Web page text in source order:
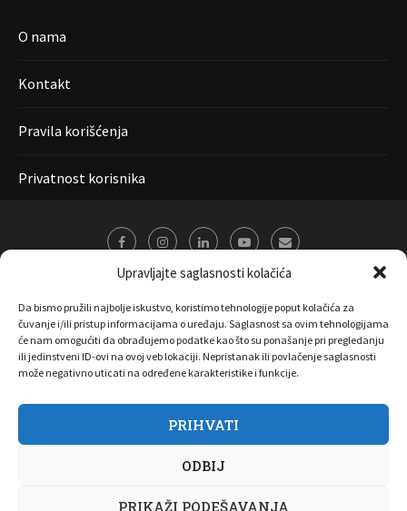
Upravljajte saglasnosti kolačića
Da bismo pružili najbolje iskustvo, koristimo tehnologije poput kolačića za
čuvanje i/ili pristup informacijama o uređaju. Saglasnost sa ovim tehnologijama
će nam omogućiti da obrađujemo podatke kao što su ponašanje pri pregledanju
ili jedinstveni ID-ovi na ovoj veb lokaciji. Nepristanak ili povlačenje saglasnosti
može negativno uticati na određene karakteristike i funkcije.
PRIHVATI
ODBIJ
PRIKAŽI PODEŠAVANJA
O nama
Kontakt
Pravila korišćenja
Privatnost korisnika
O nama Marketing Kontakt FAQ
Privatnost korisnika
Pravila korišćenja